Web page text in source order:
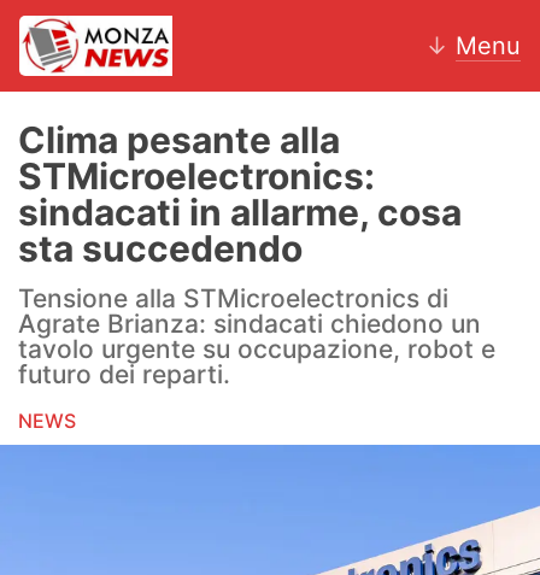
↓ Menu
News
AC Monza
Calcio
Motori
Volley
Clima pesante alla
STMicroelectronics:
sindacati in allarme, cosa
sta succedendo
Tensione alla STMicroelectronics di
Agrate Brianza: sindacati chiedono un
tavolo urgente su occupazione, robot e
futuro dei reparti.
NEWS